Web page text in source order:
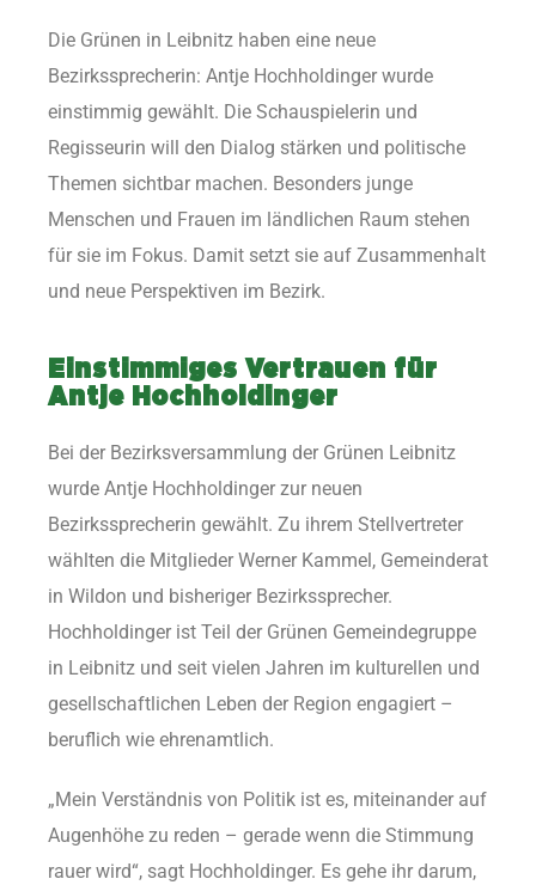
Die Grünen in Leibnitz haben eine neue
Bezirkssprecherin: Antje Hochholdinger wurde
einstimmig gewählt. Die Schauspielerin und
Regisseurin will den Dialog stärken und politische
Themen sichtbar machen. Besonders junge
Menschen und Frauen im ländlichen Raum stehen
für sie im Fokus. Damit setzt sie auf Zusammenhalt
und neue Perspektiven im Bezirk.
Einstimmiges Vertrauen für
Antje Hochholdinger
Bei der Bezirksversammlung der Grünen Leibnitz
wurde Antje Hochholdinger zur neuen
Bezirkssprecherin gewählt. Zu ihrem Stellvertreter
wählten die Mitglieder Werner Kammel, Gemeinderat
in Wildon und bisheriger Bezirkssprecher.
Hochholdinger ist Teil der Grünen Gemeindegruppe
in Leibnitz und seit vielen Jahren im kulturellen und
gesellschaftlichen Leben der Region engagiert –
beruflich wie ehrenamtlich.
„Mein Verständnis von Politik ist es, miteinander auf
Augenhöhe zu reden – gerade wenn die Stimmung
rauer wird“, sagt Hochholdinger. Es gehe ihr darum,